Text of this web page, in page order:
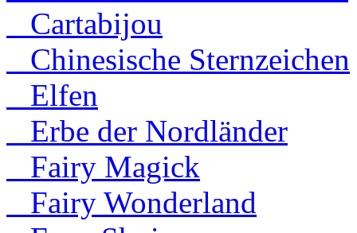
Cartabijou
Chinesische Sternzeichen
Elfen
Erbe der Nordländer
Fairy Magick
Fairy Wonderland